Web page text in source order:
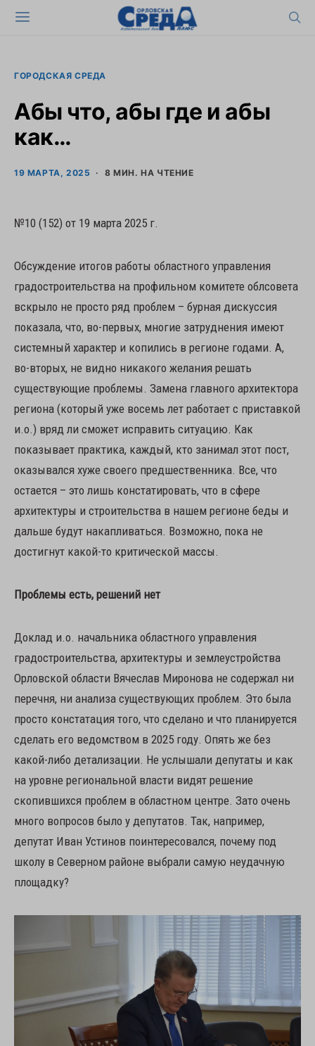
ГОРОДСКАЯ СРЕДА
Абы что, абы где и абы
как…
19 МАРТА, 2025 8 МИН. НА ЧТЕНИЕ
№10 (152) от 19 марта 2025 г.
Обсуждение итогов работы областного управления
градостроительства на профильном комитете облсовета
вскрыло не просто ряд проблем – бурная дискуссия
показала, что, во-первых, многие затруднения имеют
системный характер и копились в регионе годами. А,
во-вторых, не видно никакого желания решать
существующие проблемы. Замена главного архитектора
региона (который уже восемь лет работает с приставкой
и.о.) вряд ли сможет исправить ситуацию. Как
показывает практика, каждый, кто занимал этот пост,
оказывался хуже своего предшественника. Все, что
остается – это лишь констатировать, что в сфере
архитектуры и строительства в нашем регионе беды и
дальше будут накапливаться. Возможно, пока не
достигнут какой-то критической массы.
Проблемы есть, решений нет
Доклад и.о. начальника областного управления
градостроительства, архитектуры и землеустройства
Орловской области Вячеслав Миронова не содержал ни
перечня, ни анализа существующих проблем. Это была
просто констатация того, что сделано и что планируется
сделать его ведомством в 2025 году. Опять же без
какой-либо детализации. Не услышали депутаты и как
на уровне региональной власти видят решение
скопившихся проблем в областном центре. Зато очень
много вопросов было у депутатов. Так, например,
депутат Иван Устинов поинтересовался, почему под
школу в Северном районе выбрали самую неудачную
площадку?